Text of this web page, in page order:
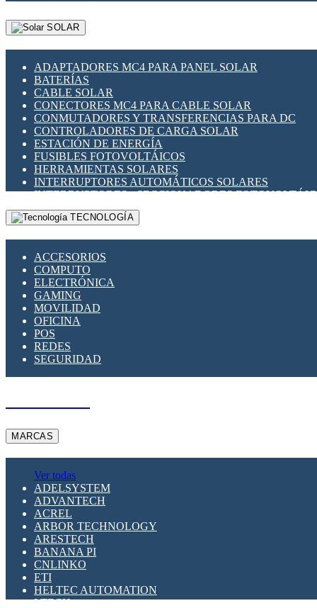
SOLAR
ADAPTADORES MC4 PARA PANEL SOLAR
BATERÍAS
CABLE SOLAR
CONECTORES MC4 PARA CABLE SOLAR
CONMUTADORES Y TRANSFERENCIAS PARA DC
CONTROLADORES DE CARGA SOLAR
ESTACIÓN DE ENERGÍA
FUSIBLES FOTOVOLTÁICOS
HERRAMIENTAS SOLARES
INTERRUPTORES AUTOMÁTICOS SOLARES
INTERRUPTORES - SECCIONADORES
MONTAJE PANEL SOLAR
PORTA FUSIBLES Y SECCIONADORES
TECNOLOGÍA
ACCESORIOS
COMPUTO
ELECTRÓNICA
GAMING
MOVILIDAD
OFICINA
POS
REDES
SEGURIDAD
MARCAS
Ver todas
ADELSYSTEM
ADVANTECH
ACREL
ARBOR TECHNOLOGY
ARESTECH
BANANA PI
CNLINKO
ETI
HELTEC AUTOMATION
LTECH